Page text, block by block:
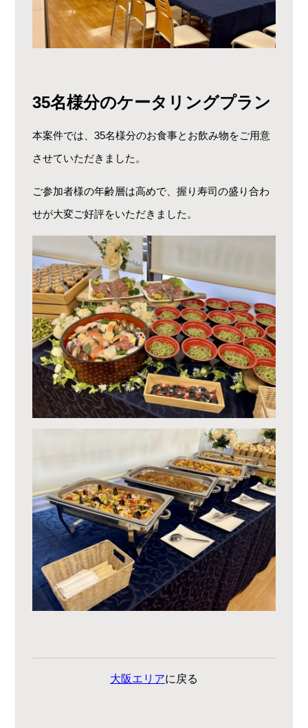
35名様分のケータリングプラン
本案件では、35名様分のお食事とお飲み物をご用意
させていただきました。
ご参加者様の年齢層は高めで、握り寿司の盛り合わ
せが大変ご好評をいただきました。
大阪エリアに戻る